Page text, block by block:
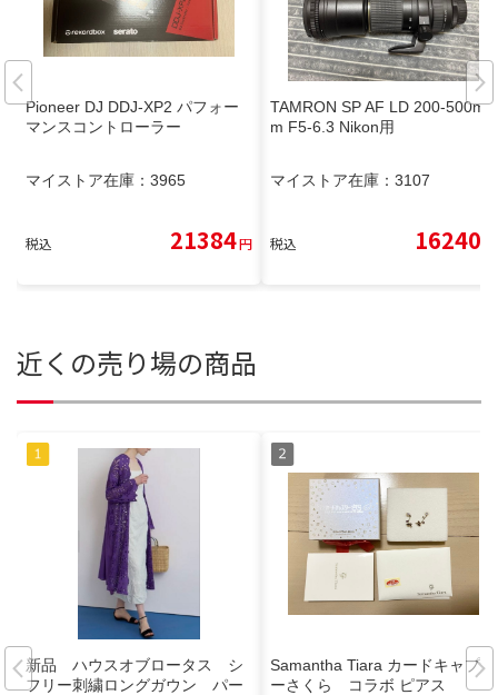
Pioneer DJ DDJ-XP2 パフォー
マンスコントローラー
マイストア在庫： 3965
税込 21384円
TAMRON SP AF LD 200-500m
m F5-6.3 Nikon用
マイストア在庫： 3107
税込 16240
近くの売り場の商品
新品 ハウスオブロータス シ
フリー刺繍ロングガウン パー
Samantha Tiara カードキャプタ
ーさくら コラボ ピアス